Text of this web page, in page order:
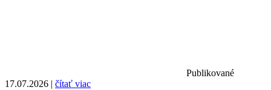
Publikované
17.07.2026 | čítať viac